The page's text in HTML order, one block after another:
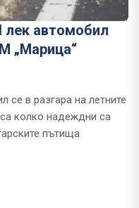
лек автомобил
„Марица“
се в разгара на летните
колко надеждни са
пътища